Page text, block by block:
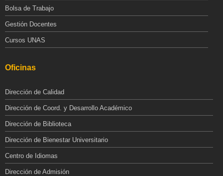
Bolsa de Trabajo
Gestión Docentes
Cursos UNAS
Oficinas
Dirección de Calidad
Dirección de Coord. y Desarrollo Académico
Dirección de Biblioteca
Dirección de Bienestar Universitario
Centro de Idiomas
Dirección de Admisión